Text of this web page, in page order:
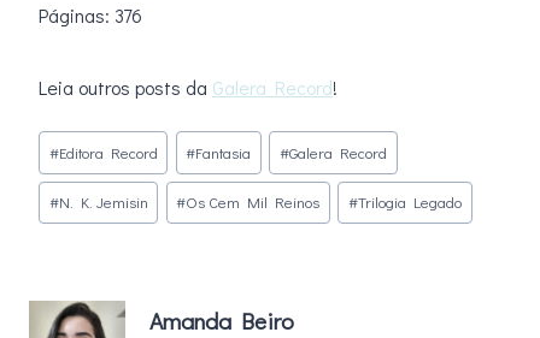
Páginas: 376
Leia outros posts da Galera Record!
Tags
do
Post:
#Editora Record #Fantasia #Galera Record
#N. K. Jemisin #Os Cem Mil Reinos #Trilogia Legado
Amanda Beiro